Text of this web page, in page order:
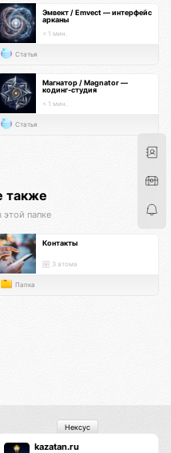
Эмвект / Emvect — интерфейс
арканы
< 1 мин.
Статья
Магнатор / Magnator —
кодинг-студия
< 1 мин.
Статья
также
папке
Контакты
3 атома
Папка
kazatan.ru
Нексус